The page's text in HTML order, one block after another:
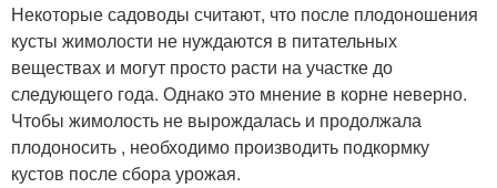
Некоторые садоводы считают, что после плодоношения
кусты жимолости не нуждаются в питательных
веществах и могут просто расти на участке до
следующего года. Однако это мнение в корне неверно.
Чтобы жимолость не вырождалась и продолжала
плодоносить , необходимо производить подкормку
кустов после сбора урожая.